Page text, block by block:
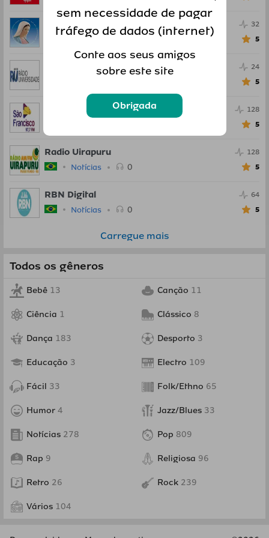
Radio Maria
Notícias
32
5
Radio Universidade
24
5
Radio Sao Francisco
128
5
Radio Uirapuru
Notícias 0
128
5
RBN Digital
Notícias 0
64
5
Carregue mais
Todos os gêneros
Bebê 13 Canção 11
Ciência 1 Clássico 8
Dança 183 Desporto 3
Educação 3 Electro 109
Fácil 33 Folk/Ethno 65
Humor 4 Jazz/Blues 33
Notícias 278 Pop 809
Rap 9 Religiosa 96
Retro 26 Rock 239
Vários 104
sem necessidade de pagar
tráfego de dados (internet)
Conte aos seus amigos
sobre este site
Obrigada